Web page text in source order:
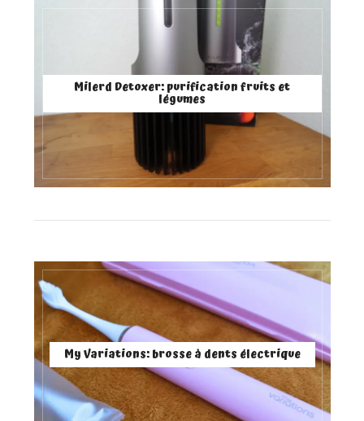
Milerd Detoxer: purification fruits et
légumes
My Variations: brosse à dents électrique